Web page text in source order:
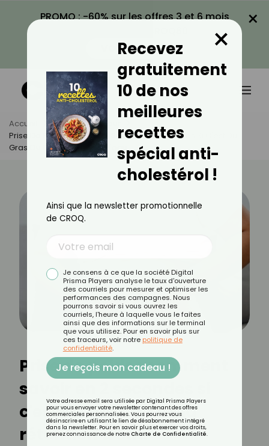
PROMO : -60% sur les offres 3 et 6 mois
VOIR LA PROMO
×
Accueil Actus
Minceur
Prise De Poids : Comment Savoir En 2 Secondes Si C'est Du
Gras Ou De La Rétention D'eau
Prise de poids : comment
savoir en 2 secondes si
c'est du gras ou de la
rétention d'eau
Recevez
gratuitement
10 de nos
meilleures
recettes
spécial anti-
cholestérol !
×
Ainsi que la newsletter promotionnelle
de CROQ.
Je consens à ce que la société Digital
Prisma Players analyse le taux d'ouverture
des courriels pour mesurer et optimiser les
performances des campagnes. Nous
pourrons savoir si vous ouvrez les
courriels, l'heure à laquelle vous le faites
ainsi que des informations sur le terminal
que vous utilisez. Pour en savoir plus sur
ces traceurs, voir notre politique de
confidentialité.
Je reçois mon cadeau !
Votre adresse email sera utilisée par Digital Prisma Players
pour vous envoyer votre newsletter contenant des offres
commerciales personnalisées. Vous pourrez vous
désinscrire en utilisant le lien de désabonnement intégré
dans la newsletter. Pour en savoir plus et exercer vos droits,
prenez connaissance de notre Charte de Confidentialité.